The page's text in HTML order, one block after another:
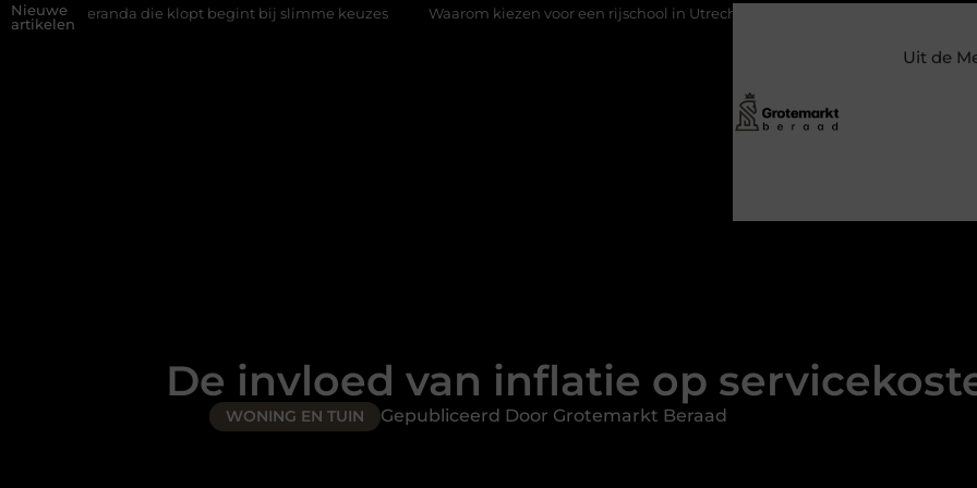
Nieuwe
artikelen
die klopt begint bij slimme keuzes Waarom kiezen voor een rijschool in Utrecht? Duurzaamheid verweven in de
Uit de
De invloed van inflatie op
WONING EN TUIN Gepubliceerd Door Grotemarkt Beraad